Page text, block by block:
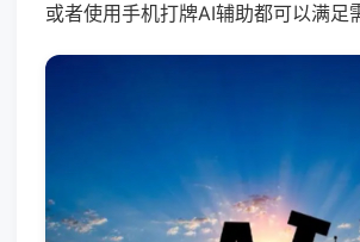
或者使用手机打牌AI辅助都可以满足